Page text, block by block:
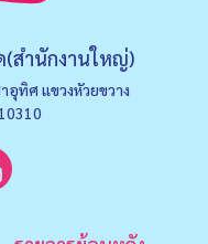
(สำนักงานใหญ่)
ทิศ แขวงหัวยขวาง